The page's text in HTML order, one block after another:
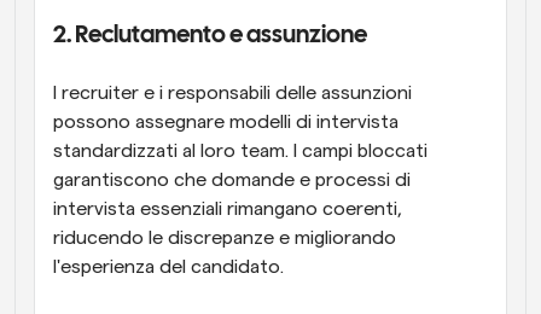
2. Reclutamento e assunzione
I recruiter e i responsabili delle assunzioni
possono assegnare modelli di intervista
standardizzati al loro team. I campi bloccati
garantiscono che domande e processi di
intervista essenziali rimangano coerenti,
riducendo le discrepanze e migliorando
l'esperienza del candidato.